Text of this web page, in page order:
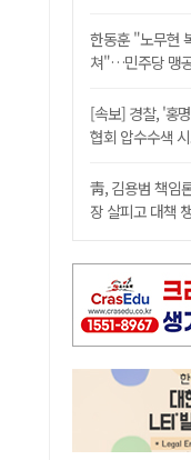
한동훈 "노무현
쳐"…민주당 맹
[속보] 경찰, '홍
협회 압수수색
靑, 김용범 책임
장 살피고 대책